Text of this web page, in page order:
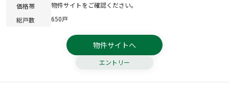
価格帯 物件サイトをご確認ください。
総戸数 650戸
物件サイトへ
エントリー